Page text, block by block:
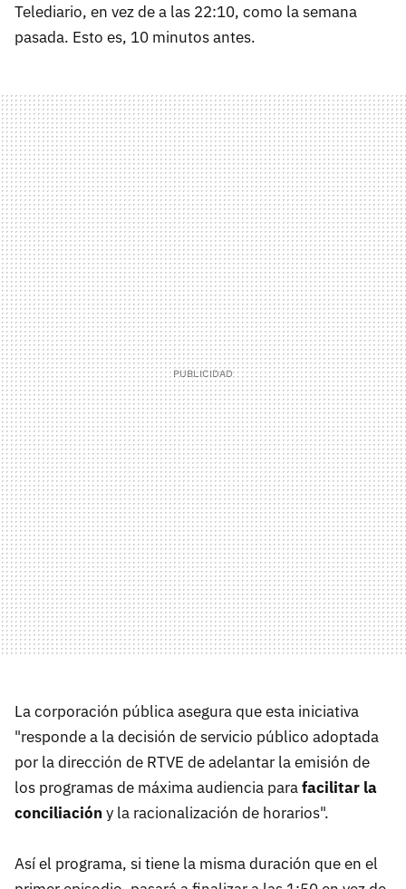
Telediario, en vez de a las 22:10, como la semana
pasada. Esto es, 10 minutos antes.
La corporación pública asegura que esta iniciativa
"responde a la decisión de servicio público adoptada
por la dirección de RTVE de adelantar la emisión de
los programas de máxima audiencia parafacilitar la
conciliación y la racionalización de horarios".
Así el programa, si tiene la misma duración que en el